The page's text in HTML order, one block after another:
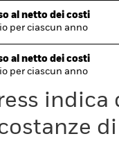
al netto dei costi
per ciascun anno
al netto dei costi
per ciascun anno